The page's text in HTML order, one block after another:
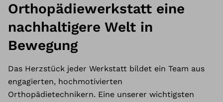
Orthopädiewerkstatt eine
nachhaltigere Welt in
Bewegung
Das Herzstück jeder Werkstatt bildet ein Team aus
engagierten, hochmotivierten
Orthopädietechnikern. Eine unserer wichtigsten